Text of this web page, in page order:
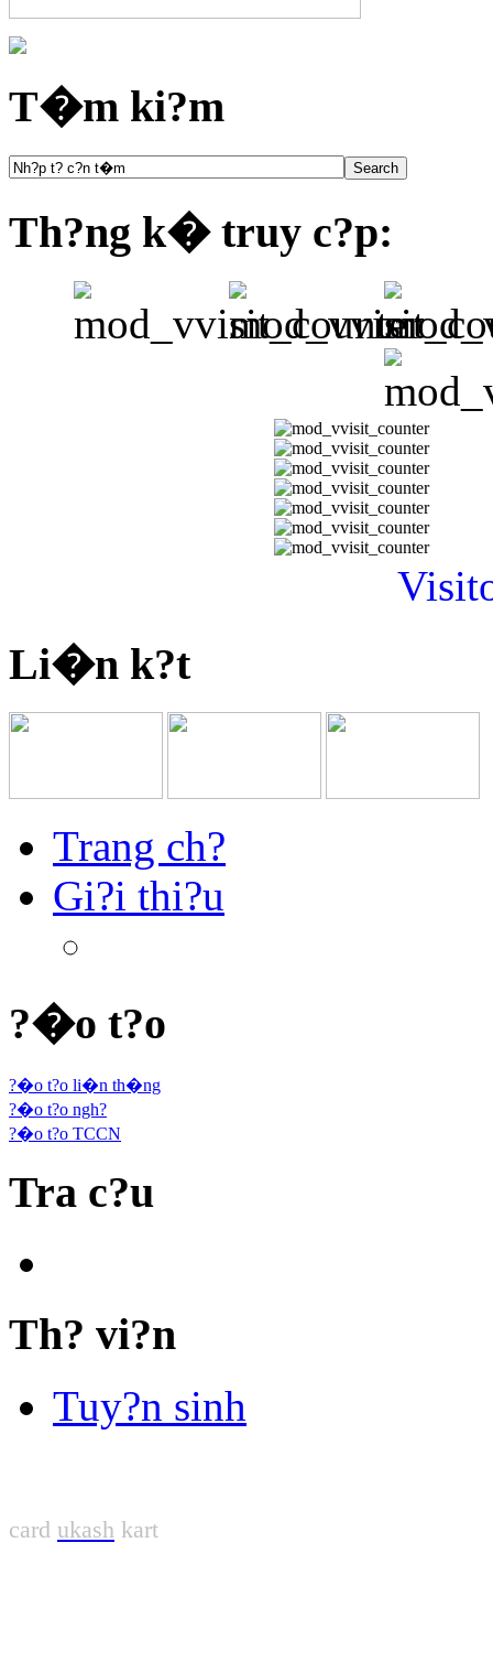
T�m ki?m
Th?ng k� truy c?p:
Li�n k?t
Trang ch?
Gi?i thi?u
?�o t?o
?�o t?o li�n th�ng
?�o t?o ngh?
?�o t?o TCCN
Tra c?u
Th? vi?n
Tuy?n sinh
card ukash kart